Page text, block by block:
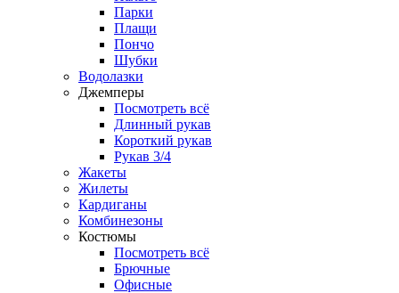
Парки
Плащи
Пончо
Шубки
Водолазки
Джемперы
Посмотреть всё
Длинный рукав
Короткий рукав
Рукав 3/4
Жакеты
Жилеты
Кардиганы
Комбинезоны
Костюмы
Посмотреть всё
Брючные
Офисные